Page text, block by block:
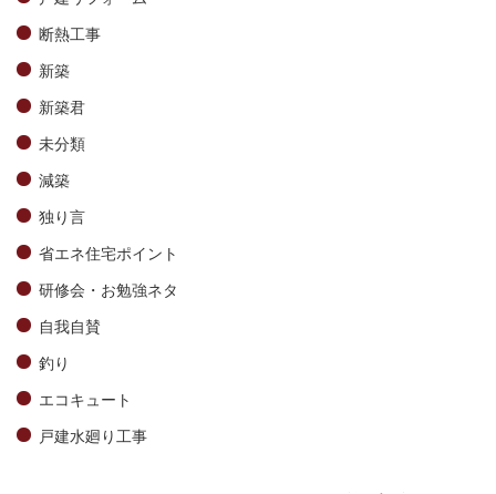
断熱工事
新築
新築君
未分類
減築
独り言
省エネ住宅ポイント
研修会・お勉強ネタ
自我自賛
釣り
エコキュート
戸建水廻り工事